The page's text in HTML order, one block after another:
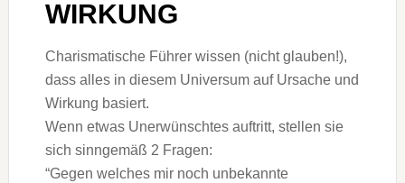
WIRKUNG
Charismatische Führer wissen (nicht glauben!),
dass alles in diesem Universum auf Ursache und
Wirkung basiert.
Wenn etwas Unerwünschtes auftritt, stellen sie
sich sinngemäß 2 Fragen:
“Gegen welches mir noch unbekannte